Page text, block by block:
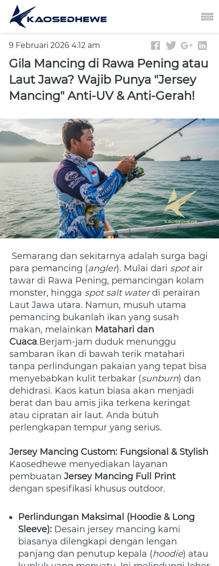
9 Februari 2026 4:12 am
Gila Mancing di Rawa Pening atau
Laut Jawa? Wajib Punya "Jersey
Mancing" Anti-UV & Anti-Gerah!
para pemancing (angler). Mulai dari spot air
tawar di Rawa Pening, pemancingan kolam
monster, hingga spot salt water di perairan
Laut Jawa utara. Namun, musuh utama
pemancing bukanlah ikan yang susah
makan, melainkan Matahari dan
Cuaca.Berjam-jam duduk menunggu
sambaran ikan di bawah terik matahari
tanpa perlindungan pakaian yang tepat bisa
menyebabkan kulit terbakar (sunburn) dan
dehidrasi. Kaos katun biasa akan menjadi
berat dan bau amis jika terkena keringat
atau cipratan air laut. Anda butuh
perlengkapan tempur yang serius.
Jersey Mancing Custom: Fungsional & Stylish
Kaosedhewe menyediakan layanan
pembuatan Jersey Mancing Full Print
dengan spesifikasi khusus outdoor.
Perlindungan Maksimal (Hoodie & Long
Sleeve): Desain jersey mancing kami
biasanya dilengkapi dengan lengan
panjang dan penutup kepala (hoodie) atau